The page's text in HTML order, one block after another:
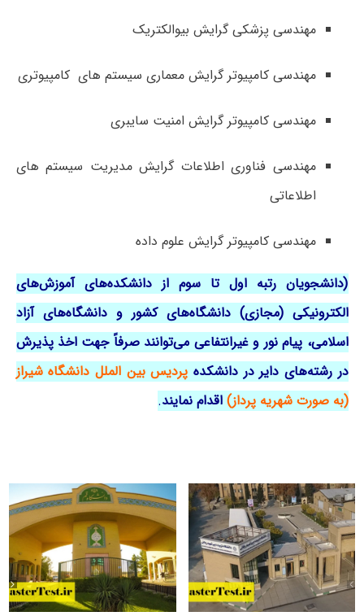
مهندسی پزشکی گرایش بیوالکتریک
مهندسی کامپیوتر گرایش معماری سیستم های کامپیوتری
مهندسی کامپیوتر گرایش امنیت سایبری
مهندسی فناوری اطلاعات گرایش مدیریت سیستم های
اطلاعاتی
مهندسی کامپیوتر گرایش علوم داده
(دانشجویان رتبه اول تا سوم از دانشکده‌های آموزش‌های
الکترونیکی (مجازی) دانشگاه‌های کشور و دانشگاه‌های آزاد
اسلامی، پیام نور و غیرانتفاعی می‌توانند صرفاً جهت اخذ پذیرش
در رشته‌های دایر در دانشکده پردیس بین الملل دانشگاه شیراز
(به صورت شهریه پرداز) اقدام نمایند.